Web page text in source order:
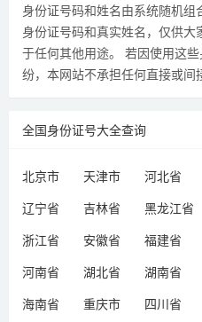
身份证号码和姓名由系统随机
身份证号码和真实姓名，仅供
于任何其他用途。 若因使用这
纷，本网站不承担任何直接或间
全国身份证号大全查询
北京市 天津市 河北省
辽宁省 吉林省 黑龙江省
浙江省
安徽省 福建省
河南省
湖北省 湖南省
海南省 重庆市 四川省